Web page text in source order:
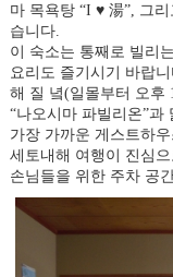
마 목욕탕 “I ♥ 湯”, 그
습니다.
이 숙소는 통째로 빌리
요리도 즐기시기 바랍니
해 질 녘(일몰부터 오후
“나오시마 파빌리온”과
가장 가까운 게스트하우
세토내해 여행이 진심
손님들을 위한 주차 공